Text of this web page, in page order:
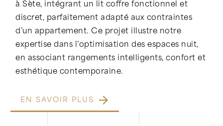
à Sète, intégrant un lit coffre fonctionnel et
discret, parfaitement adapté aux contraintes
d’un appartement. Ce projet illustre notre
expertise dans l’optimisation des espaces nuit,
en associant rangements intelligents, confort et
esthétique contemporaine.
EN SAVOIR PLUS